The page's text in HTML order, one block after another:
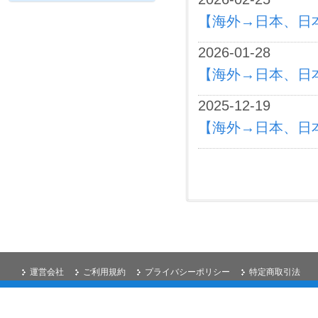
【海外→日本、
2026-01-28
【海外→日本、
2025-12-19
【海外→日本、
特定商取引法
プライバシーポリシー
ご利用規約
運営会社